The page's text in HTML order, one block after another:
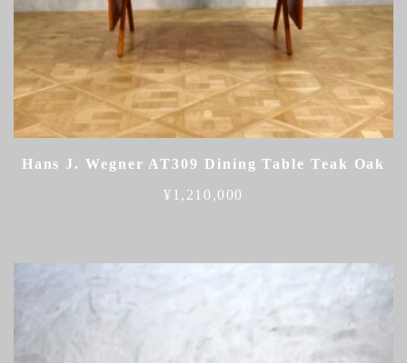
Hans J. Wegner AT309 Dining Table Teak Oak
¥ 1,210,000